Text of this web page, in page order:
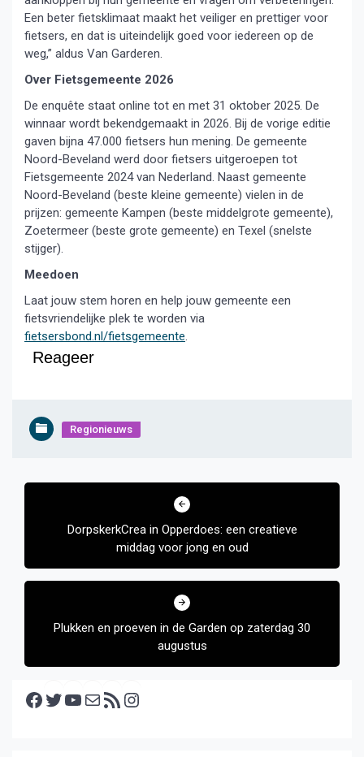
Een beter fietsklimaat maakt het veiliger en prettiger voor
fietsers, en dat is uiteindelijk goed voor iedereen op de
weg,” aldus Van Garderen.
Over Fietsgemeente 2026
De enquête staat online tot en met 31 oktober 2025. De
winnaar wordt bekendgemaakt in 2026. Bij de vorige editie
gaven bijna 47.000 fietsers hun mening. De gemeente
Noord-Beveland werd door fietsers uitgeroepen tot
Fietsgemeente 2024 van Nederland. Naast gemeente
Noord-Beveland (beste kleine gemeente) vielen in de
prijzen: gemeente Kampen (beste middelgrote gemeente),
Zoetermeer (beste grote gemeente) en Texel (snelste
stijger).
Meedoen
Laat jouw stem horen en help jouw gemeente een
fietsvriendelijke plek te worden via
fietsersbond.nl/fietsgemeente.
Reageer
Regionieuws
Bericht
DorpskerkCrea in Opperdoes: een creatieve
middag voor jong en oud
Plukken en proeven in de Garden op zaterdag 30
augustus
Facebook Twitter YouTube E-mail RSS feed